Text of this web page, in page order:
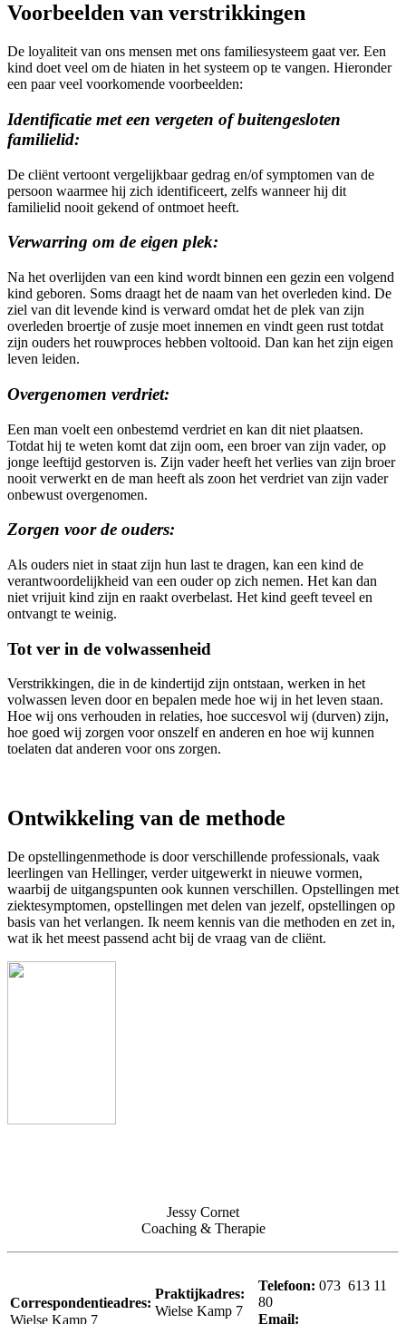
Voorbeelden van verstrikkingen
De loyaliteit van ons mensen met ons familiesysteem gaat ver. Een
kind doet veel om de hiaten in het systeem op te vangen. Hieronder
een paar veel voorkomende voorbeelden:
Identificatie met een vergeten of buitengesloten
familielid:
De cliënt vertoont vergelijkbaar gedrag en/of symptomen van de
persoon waarmee hij zich identificeert, zelfs wanneer hij dit
familielid nooit gekend of ontmoet heeft.
Verwarring om de eigen plek:
Na het overlijden van een kind wordt binnen een gezin een volgend
kind geboren. Soms draagt het de naam van het overleden kind. De
ziel van dit levende kind is verward omdat het de plek van zijn
overleden broertje of zusje moet innemen en vindt geen rust totdat
zijn ouders het rouwproces hebben voltooid. Dan kan het zijn eigen
leven leiden.
Overgenomen verdriet:
Een man voelt een onbestemd verdriet en kan dit niet plaatsen.
Totdat hij te weten komt dat zijn oom, een broer van zijn vader, op
jonge leeftijd gestorven is. Zijn vader heeft het verlies van zijn broer
nooit verwerkt en de man heeft als zoon het verdriet van zijn vader
onbewust overgenomen.
Zorgen voor de ouders:
Als ouders niet in staat zijn hun last te dragen, kan een kind de
verantwoordelijkheid van een ouder op zich nemen. Het kan dan
niet vrijuit kind zijn en raakt overbelast. Het kind geeft teveel en
ontvangt te weinig.
Tot ver in de volwassenheid
Verstrikkingen, die in de kindertijd zijn ontstaan, werken in het
volwassen leven door en bepalen mede hoe wij in het leven staan.
Hoe wij ons verhouden in relaties, hoe succesvol wij (durven) zijn,
hoe goed wij zorgen voor onszelf en anderen en hoe wij kunnen
toelaten dat anderen voor ons zorgen.
Ontwikkeling van de methode
De opstellingenmethode is door verschillende professionals, vaak
leerlingen van Hellinger, verder uitgewerkt in nieuwe vormen,
waarbij de uitgangspunten ook kunnen verschillen. Opstellingen met
ziektesymptomen, opstellingen met delen van jezelf, opstellingen op
basis van het verlangen. Ik neem kennis van die methoden en zet in,
wat ik het meest passend acht bij de vraag van de cliënt.
Jessy Cornet
Coaching & Therapie
Correspondentieadres:
Wielse Kamp 7
Praktijkadres:
Wielse Kamp 7
Telefoon: 073 613 11
80
Email: